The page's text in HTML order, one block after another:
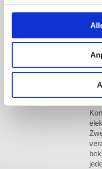
gesammelt haben.
Bitte geben Sie den Code
↺